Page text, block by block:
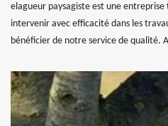
elagueur paysagiste est une entreprise
intervenir avec efficacité dans les
bénéficier de notre service de qualité.